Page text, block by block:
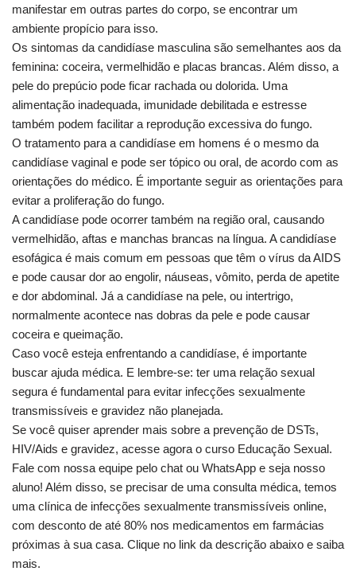
manifestar em outras partes do corpo, se encontrar um
ambiente propício para isso.
Os sintomas da candidíase masculina são semelhantes aos da
feminina: coceira, vermelhidão e placas brancas. Além disso, a
pele do prepúcio pode ficar rachada ou dolorida. Uma
alimentação inadequada, imunidade debilitada e estresse
também podem facilitar a reprodução excessiva do fungo.
O tratamento para a candidíase em homens é o mesmo da
candidíase vaginal e pode ser tópico ou oral, de acordo com as
orientações do médico. É importante seguir as orientações para
evitar a proliferação do fungo.
A candidíase pode ocorrer também na região oral, causando
vermelhidão, aftas e manchas brancas na língua. A candidíase
esofágica é mais comum em pessoas que têm o vírus da AIDS
e pode causar dor ao engolir, náuseas, vômito, perda de apetite
e dor abdominal. Já a candidíase na pele, ou intertrigo,
normalmente acontece nas dobras da pele e pode causar
coceira e queimação.
Caso você esteja enfrentando a candidíase, é importante
buscar ajuda médica. E lembre-se: ter uma relação sexual
segura é fundamental para evitar infecções sexualmente
transmissíveis e gravidez não planejada.
Se você quiser aprender mais sobre a prevenção de DSTs,
HIV/Aids e gravidez, acesse agora o curso Educação Sexual.
Fale com nossa equipe pelo chat ou WhatsApp e seja nosso
aluno! Além disso, se precisar de uma consulta médica, temos
uma clínica de infecções sexualmente transmissíveis online,
com desconto de até 80% nos medicamentos em farmácias
próximas à sua casa. Clique no link da descrição abaixo e saiba
mais.